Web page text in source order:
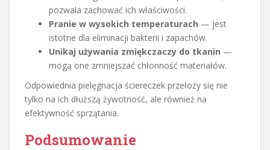
pozwala zachować ich właściwości.
Pranie w wysokich temperaturach — jest
istotne dla eliminacji bakterii i zapachów.
Unikaj używania zmiękczaczy do tkanin —
mogą one zmniejszać chłonność materiałów.
Odpowiednia pielęgnacja ściereczek przełoży się nie
tylko na ich dłuższą żywotność, ale również na
efektywność sprzątania.
Podsumowanie